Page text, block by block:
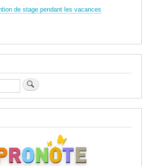
de stage pendant les vacances